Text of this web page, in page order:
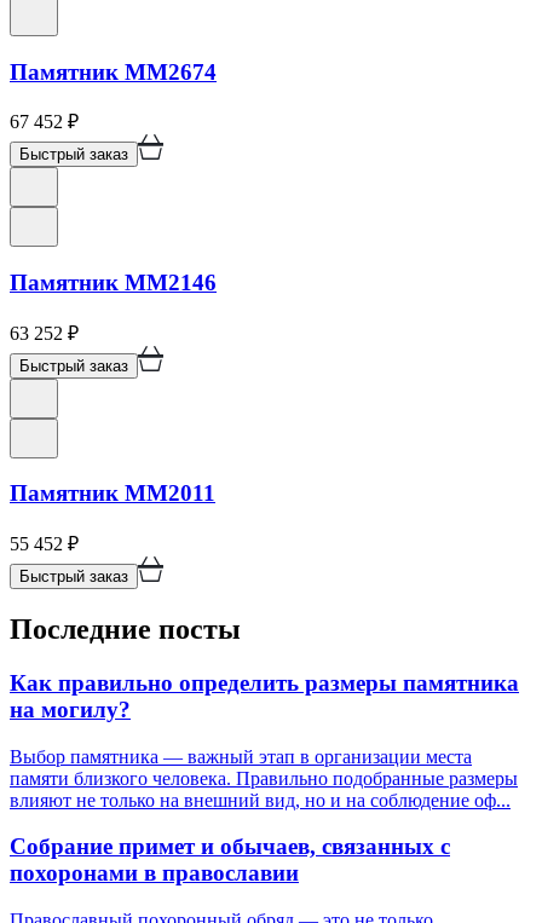
Памятник ММ2674
67 452 ₽
Быстрый заказ
Памятник ММ2146
63 252 ₽
Быстрый заказ
Памятник ММ2011
55 452 ₽
Быстрый заказ
Последние посты
Как правильно определить размеры памятника
на могилу?
Выбор памятника — важный этап в организации места
памяти близкого человека. Правильно подобранные размеры
влияют не только на внешний вид, но и на соблюдение оф...
Собрание примет и обычаев, связанных с
похоронами в православии